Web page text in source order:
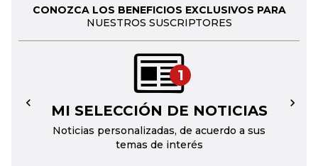
CONOZCA LOS BENEFICIOS EXCLUSIVOS PARA
NUESTROS SUSCRIPTORES
1
MI SELECCIÓN DE NOTICIAS
Noticias personalizadas, de acuerdo a sus
temas de interés
← →